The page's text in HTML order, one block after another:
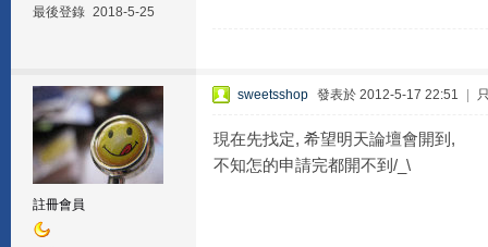
最後登錄 2018-5-25
註冊會員
sweetsshop 發表於 2012-5-17 22:51
現在先找定, 希望明天論壇會開到,
不知怎的申請完都開不到/_\